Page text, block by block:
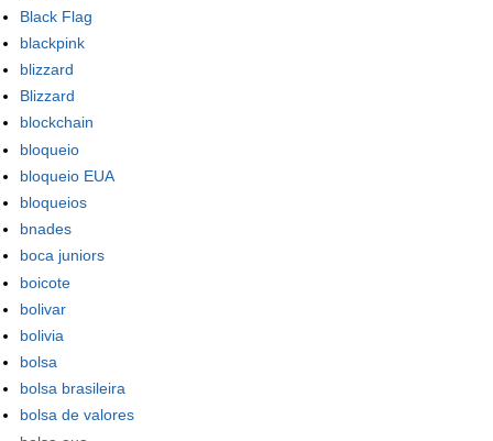
Black Flag
blackpink
blizzard
Blizzard
blockchain
bloqueio
bloqueio EUA
bloqueios
bnades
boca juniors
boicote
bolivar
bolivia
bolsa
bolsa brasileira
bolsa de valores